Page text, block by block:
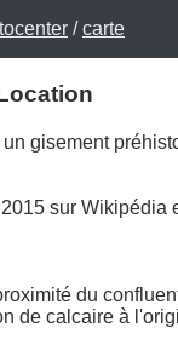
/carte
gisement
sur Wikipédia
du
de calcaire à